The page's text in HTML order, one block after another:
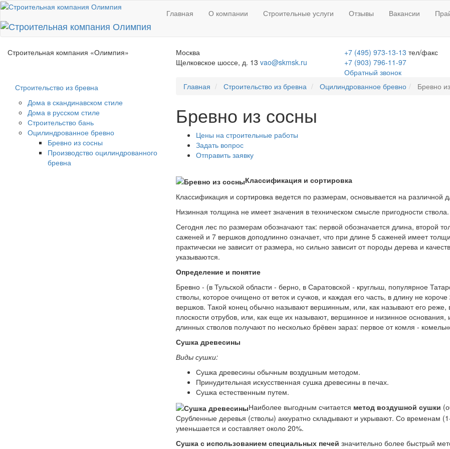
Главная О компании Строительные услуги Отзывы Вакансии
Строительная компания «Олимпия»
Москва
Щелковское шоссе, д. 13 vao@skmsk.ru
+7 (495) 973-13-13 тел/факс
+7 (903) 796-11-97
Обратный звонок
Строительство из бревна
Дома в скандинавском стиле
Дома в русском стиле
Строительство бань
Оцилиндрованное бревно
Бревно из сосны
Производство оцилиндрованного
бревна
Главная Строительство из бревна Оцилиндрованное бревно Бревно
Бревно из сосны
Цены на строительные работы
Задать вопрос
Отправить заявку
Классификация и сортировка
Классификация и сортировка ведется по размерам, основывается на
Низинная толщина не имеет значения в техническом смысле пригодности ствола.
Сегодня лес по размерам обозначают так: первой обозначается длина, второй
саженей и 7 вершков доподлинно означает, что при длине 5 саженей имеет
практически не зависит от размера, но сильно зависит от породы дерева и
указываются.
Определение и понятие
Бревно - (в Тульской области - берно, в Саратовской - круглыш, популярное
стволы, которое очищено от веток и сучков, и каждая его часть, в длину не
вершков. Такой конец обычно называют вершинным, или, как называют его реже,
плоскости отрубов, или, как еще их называют, вершинное и низинное
длинных стволов получают по несколько брёвен зараз: первое от комля -
Сушка древесины
Виды сушки:
Сушка древесины обычным воздушным методом.
Принудительная искусственная сушка древесины в печах.
Сушка естественным путем.
Наиболее выгодным считается метод воздушной сушки
Срубленные деревья (стволы) аккуратно складывают и укрывают. Со временам
уменьшается и составляет около 20%.
Сушка с использованием специальных печей значительно более быстрый